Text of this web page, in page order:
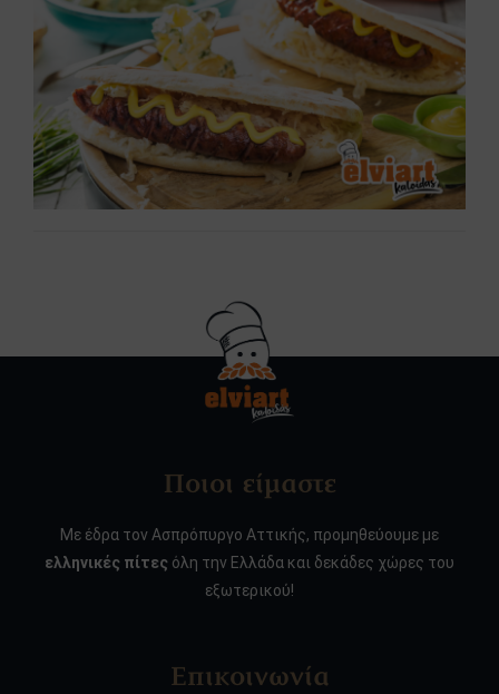
Ποιοι είμαστε
Με έδρα τον Ασπρόπυργο Αττικής, προμηθεύουμε με
ελληνικές πίτες όλη την Ελλάδα και δεκάδες χώρες του
εξωτερικού!
Επικοινωνία